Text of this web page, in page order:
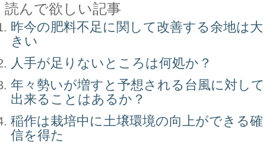
読んで欲しい記事
昨今の肥料不足に関して改善する余地は大
きい
人手が足りないところは何処か？
年々勢いが増すと予想される台風に対して
出来ることはあるか？
稲作は栽培中に土壌環境の向上ができる確
信を得た